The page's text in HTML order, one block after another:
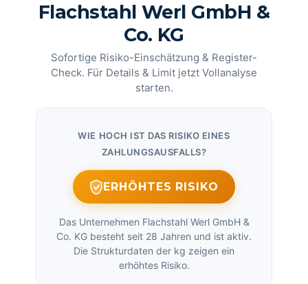
Flachstahl Werl GmbH &
Co. KG
Sofortige Risiko-Einschätzung & Register-
Check. Für Details & Limit jetzt Vollanalyse
starten.
WIE HOCH IST DAS RISIKO EINES
ZAHLUNGSAUSFALLS?
ERHÖHTES RISIKO
Das Unternehmen Flachstahl Werl GmbH &
Co. KG besteht seit 28 Jahren und ist aktiv.
Die Strukturdaten der kg zeigen ein
erhöhtes Risiko.